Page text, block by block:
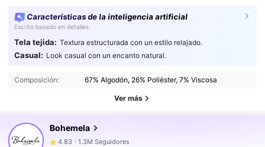
Características de la inteligencia artificial
Escrito basado en detalles
Tela tejida: Textura estructurada con un estilo relajado.
Casual: Look casual con un encanto natural.
Composición: 67% Algodón, 26% Poliéster, 7% Viscosa
Ver más
Bohemela
4.83 1.3M Seguidores
4.83 1.3M Seguidores
4.83 1.3M Seguidores